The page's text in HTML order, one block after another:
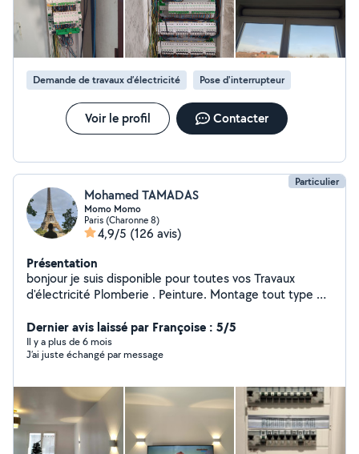
des travaux à réaliser, même petits. Cordialement, Bilel
Services
Demande de travaux d’électricité Pose d'interrupteur
Voir le profil Contacter
Particulier
Mohamed TAMADAS
Momo Momo
Paris (Charonne 8)
4,9/5 (126 avis)
Présentation
bonjour je suis disponible pour toutes vos Travaux
d'électricité Plomberie . Peinture. Montage tout type de
dynamique
Dernier avis laissé par Françoise : 5/5
Il y a plus de 6 mois
J’ai juste échangé par message